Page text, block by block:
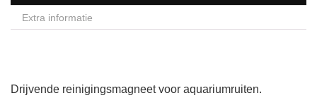
Extra informatie
Drijvende reinigingsmagneet voor aquariumruiten.